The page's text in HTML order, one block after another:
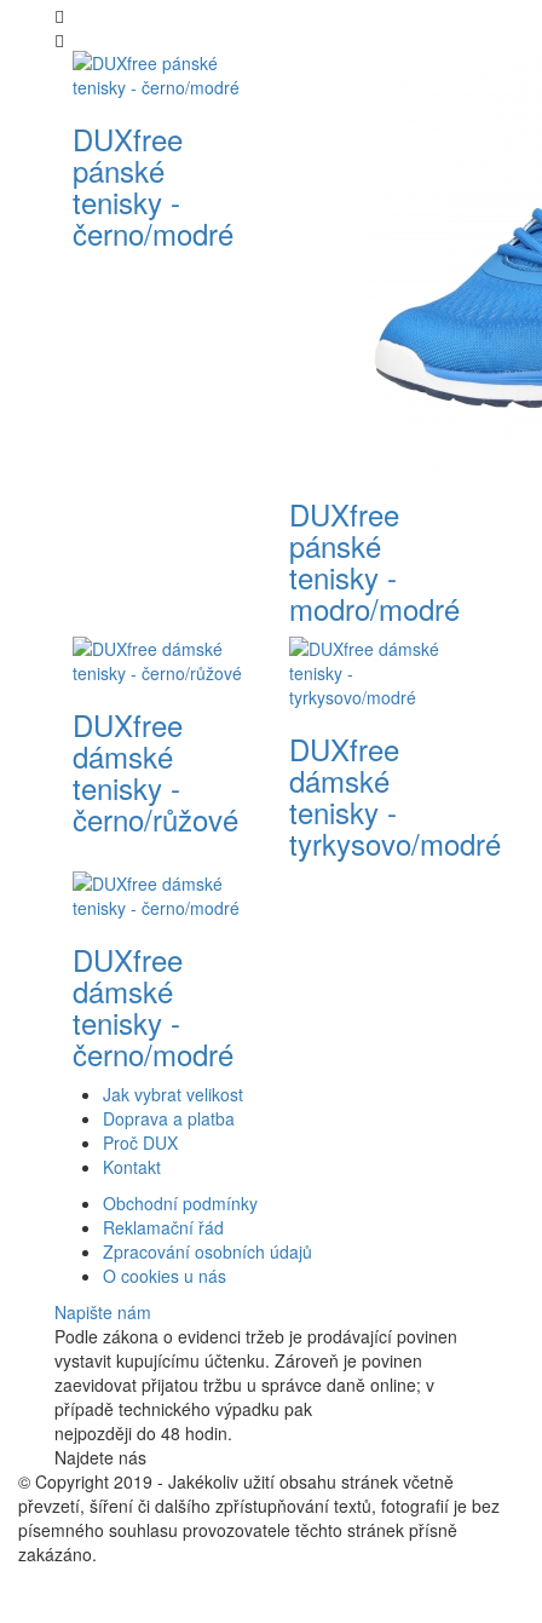
DUXfree
pánské
tenisky -
černo/modré
DUXfree
pánské
tenisky -
modro/modré
DUXfree
dámské
tenisky -
černo/růžové
DUXfree
dámské
tenisky -
tyrkysovo/modré
DUXfree
dámské
tenisky -
černo/modré
Jak vybrat velikost
Doprava a platba
Proč DUX
Kontakt
Obchodní podmínky
Reklamační řád
Zpracování osobních údajů
O cookies u nás
Napište nám
Podle zákona o evidenci tržeb je prodávající povinen
vystavit kupujícímu účtenku. Zároveň je povinen
zaevidovat přijatou tržbu u správce daně online; v
případě technického výpadku pak
nejpozději do 48 hodin.
Najdete nás
© Copyright 2019 - Jakékoliv užití obsahu stránek včetně
převzetí, šíření či dalšího zpřístupňování textů, fotografií je bez
písemného souhlasu provozovatele těchto stránek přísně
zakázáno.